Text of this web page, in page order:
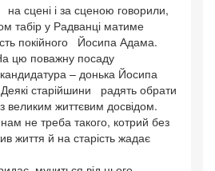
на сцені і за сценою говорили,
табір у Радванці матиме
покійного Йосипа Адама.
цю поважну посаду
– донька Йосипа
старійшини радять обрати
великим життєвим досвідом.
не треба такого, котрий без
життя й на старість жадає